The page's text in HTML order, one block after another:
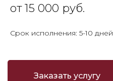
от 15 000 руб.
Срок исполнения: 5-10 дней
Заказать услугу